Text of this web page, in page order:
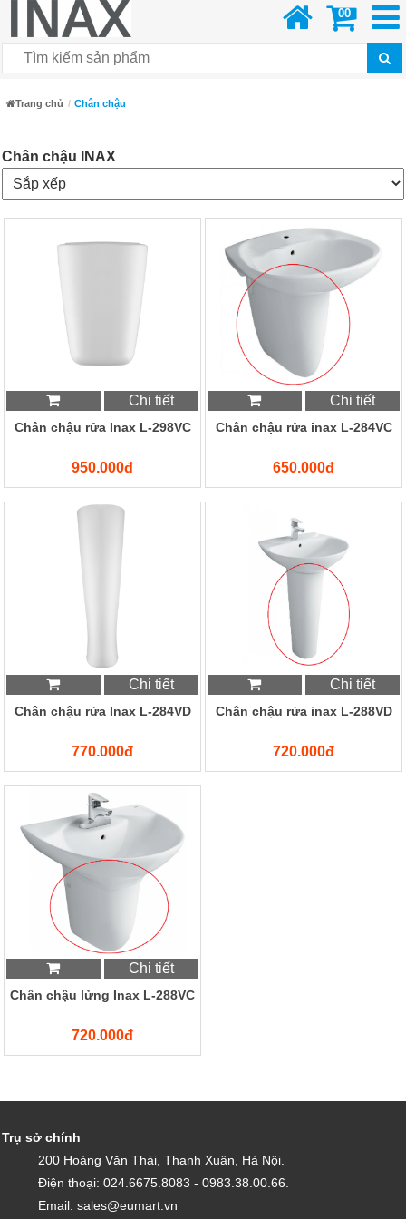
00
Trang chủ Chân chậu
Chân chậu INAX
Chi tiết
Chân chậu rửa Inax L-298VC
950.000đ
Chi tiết
Chân chậu rửa inax L-284VC
650.000đ
Chi tiết
Chân chậu rửa Inax L-284VD
770.000đ
Chi tiết
Chân chậu rửa inax L-288VD
720.000đ
Chi tiết
Chân chậu lửng Inax L-288VC
720.000đ
Trụ sở chính
200 Hoàng Văn Thái, Thanh Xuân, Hà Nội.
Điện thoại: 024.6675.8083 - 0983.38.00.66.
Email: sales@eumart.vn